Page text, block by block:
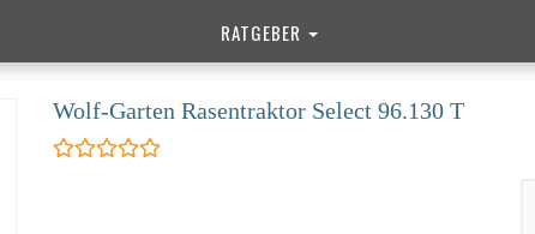
RATGEBER
Wolf-Garten Rasentraktor Select 96.130 T